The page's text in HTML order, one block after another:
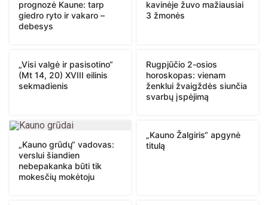
prognozė Kaune: tarp
giedro ryto ir vakaro –
debesys
kavinėje žuvo mažiausiai
3 žmonės
„Visi valgė ir pasisotino“
(Mt 14, 20) XVIII eilinis
sekmadienis
Rugpjūčio 2-osios
horoskopas: vienam
ženklui žvaigždės siunčia
svarbų įspėjimą
„Kauno grūdų“ vadovas:
verslui šiandien
nebepakanka būti tik
mokesčių mokėtoju
„Kauno Žalgiris“ apgynė
titulą